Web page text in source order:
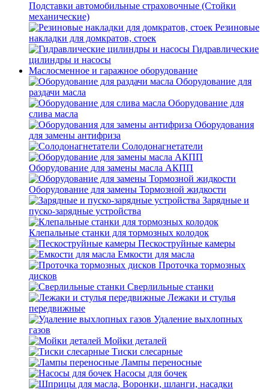
Подставки автомобильные страховочные (Стойки
механические)
Резиновые
накладки для домкратов, стоек
Гидравлические
цилиндры и насосы
Маслосменное и гаражное оборудование
Оборудование для
раздачи масла
Оборудование для
слива масла
Оборудования
для замены антифриза
Солодонагнетатели
Оборудование для замены масла АКПП
Оборудование для замены Тормозной жидкости
Зарядные и
пуско-зарядные устройства
Клепальные станки для тормозных колодок
Пескоструйные камеры
Емкости для масла
Проточка тормозных
дисков
Сверлильные станки
Лежаки и стулья
передвижные
Удаление выхлопных
газов
Мойки деталей
Тиски слесарные
Лампы переносные
Насосы для бочек